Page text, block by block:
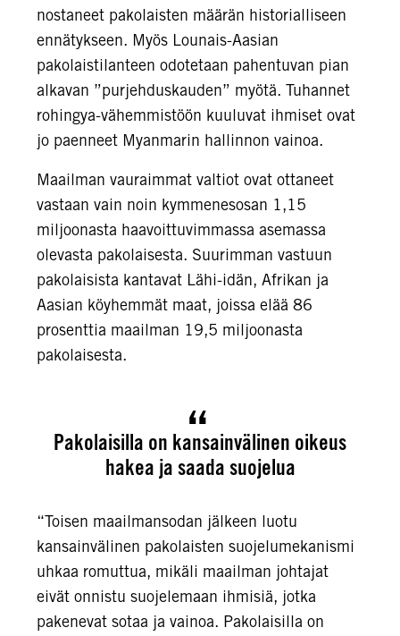
nostaneet pakolaisten määrän historialliseen
ennätykseen. Myös Lounais-Aasian
pakolaistilanteen odotetaan pahentuvan pian
alkavan ”purjehduskauden” myötä. Tuhannet
rohingya-vähemmistöön kuuluvat ihmiset ovat
jo paenneet Myanmarin hallinnon vainoa.
Maailman vauraimmat valtiot ovat ottaneet
vastaan vain noin kymmenesosan 1,15
miljoonasta haavoittuvimmassa asemassa
olevasta pakolaisesta. Suurimman vastuun
pakolaisista kantavat Lähi-idän, Afrikan ja
Aasian köyhemmät maat, joissa elää 86
prosenttia maailman 19,5 miljoonasta
pakolaisesta.
Pakolaisilla on kansainvälinen oikeus
hakea ja saada suojelua
“Toisen maailmansodan jälkeen luotu
kansainvälinen pakolaisten suojelumekanismi
uhkaa romuttua, mikäli maailman johtajat
eivät onnistu suojelemaan ihmisiä, jotka
pakenevat sotaa ja vainoa. Pakolaisilla on